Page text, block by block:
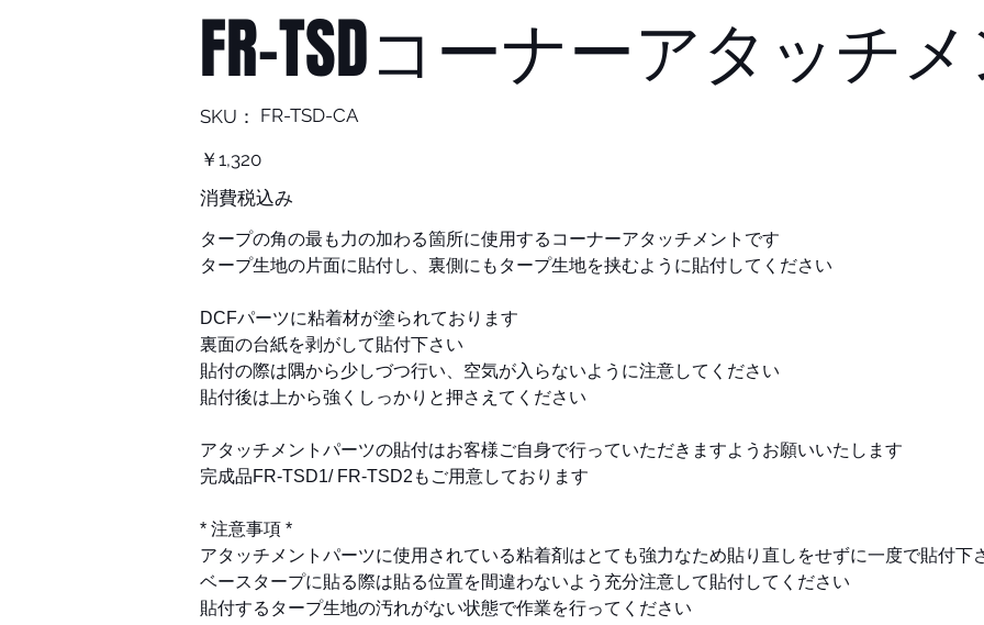
FR-TSDコーナーアタッチ
SKU：
SKU：
FR-
FR-TSD-CA
価
格
￥1,320
消費税込み
タープの角の最も力の加わる箇所に使用するコーナーアタッチメントです
タープ生地の片面に貼付し、裏側にもタープ生地を挟むように貼付してください
DCFパーツに粘着材が塗られております
裏面の台紙を剥がして貼付下さい
貼付の際は隅から少しづつ行い、空気が入らないように注意してください
貼付後は上から強くしっかりと押さえてください
アタッチメントパーツの貼付はお客様ご自身で行っていただきますようお願いいたします
完成品FR-TSD1/ FR-TSD2もご用意しております
* 注意事項 *
アタッチメントパーツに使用されている粘着剤はとても強力なため貼り直しをせずに一度で貼付下
ベースタープに貼る際は貼る位置を間違わないよう充分注意して貼付してください
貼付するタープ生地の汚れがない状態で作業を行ってください